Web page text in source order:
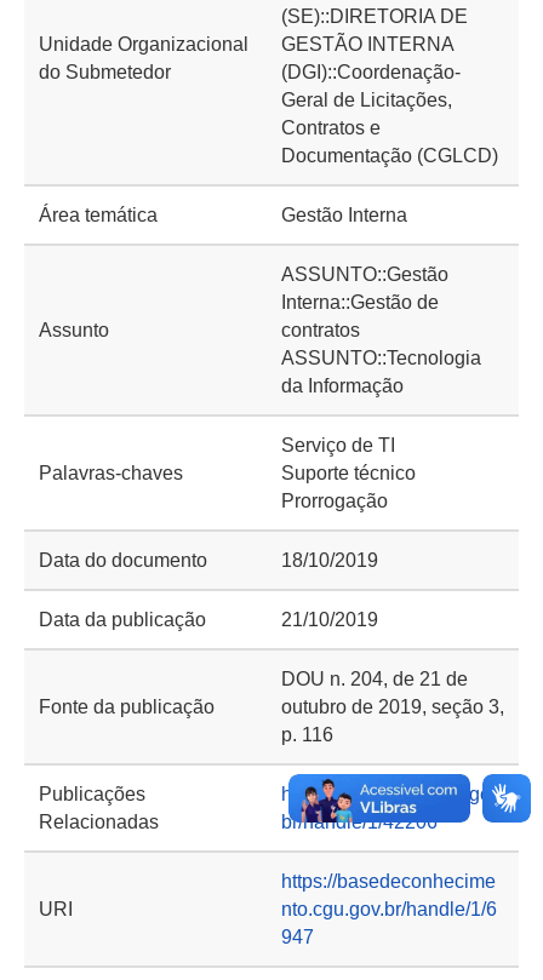
Unidade Organizacional
do Submetedor
(SE)::DIRETORIA DE
GESTÃO INTERNA
(DGI)::Coordenação-
Geral de Licitações,
Contratos e
Documentação (CGLCD)
Área temática Gestão Interna
Assunto
ASSUNTO::Gestão
Interna::Gestão de
contratos
ASSUNTO::Tecnologia
da Informação
Palavras-chaves
Serviço de TI
Suporte técnico
Prorrogação
Data do documento 18/10/2019
Data da publicação 21/10/2019
Fonte da publicação
DOU n. 204, de 21 de
outubro de 2019, seção 3,
p. 116
Publicações
Relacionadas
https://repositorio.cgu.gov.
br/handle/1/42206
URI
https://basedeconhecime
nto.cgu.gov.br/handle/1/6
947